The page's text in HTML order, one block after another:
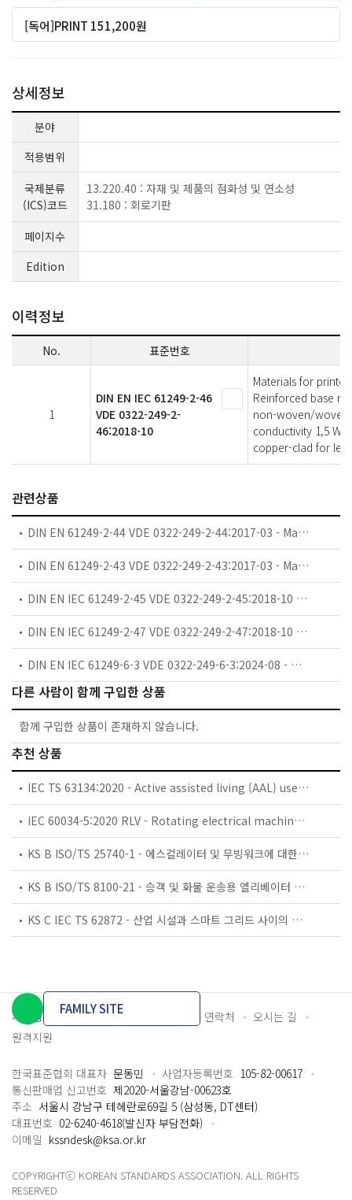
[독어]PRINT 151,200원
상세정보
분야
적용범위
국제분류
(ICS)코드
13.220.40 : 자재 및 제품의 점화성 및 연소성
31.180 : 회로기판
페이지수
Edition
이력정보
No. 표준번호
1
DIN EN IEC 61249-2-46
VDE 0322-249-2-
46:2018-10
Materials for
Reinforced base
non-woven/woven
conductivity 1,5
copper-clad for
관련상품
DIN EN 61249-2-44 VDE 0322-249-2-44:2017-03 - Materials for printed boards and other interconnecting structures Part 2-44: Reinforced base materials clad and unclad � Non-halogenated epoxide non-woven/woven E-glass reinforced laminate sheets of defined flammability (vertical burning test), copper-clad for lead-free assembly
DIN EN 61249-2-43 VDE 0322-249-2-43:2017-03 - Materials for printed boards and other interconnecting structures Part 2-43: Reinforced base materials clad and unclad � Non-halogenated epoxide cellulose paper/woven E-glass reinforced laminate sheets of defined flammability (vertical burning test), copper-clad for lead-free assembly
DIN EN IEC 61249-2-45 VDE 0322-249-2-45:2018-10 - Materials for printed boards and other interconnecting structures Part 2-45: Reinforced base materials clad and unclad � Non-halogenated epoxide non-woven/woven E-glass reinforced laminate sheets of thermal conductivity 1,0 W/(m�K) and defined flammability (vertical burning test), copper-clad for lead-free assembly
DIN EN IEC 61249-2-47 VDE 0322-249-2-47:2018-10 - Materials for printed boards and other interconnecting structures Part 2-47: Reinforced base materials clad and unclad � Non-halogenated epoxide non-woven/woven E-glass reinforced laminate sheets of thermal conductivity 2.0 W/(m�K) and defined flammability (vertical burning test), copper-clad for lead-free assembly
DIN EN IEC 61249-6-3 VDE 0322-249-6-3:2024-08 - Materials for printed boards and other interconnecting structures Part 6-3: Sectional specification set for reinforcement materials – Specification for finished fabric woven from "E" glass for printed boards
다른 사람이 함께 구입한 상품
함께 구입한 상품이 존재하지 않습니다.
추천 상품
IEC TS 63134:2020 - Active assisted living (AAL) use cases
IEC 60034-5:2020 RLV - Rotating electrical machines - Part 5: Degrees of protection provided by the integral design of rotating electrical machines (IP code) - Classification
KS B ISO/TS 25740-1 - 에스컬레이터 및 무빙워크에 대한 안전요건 — 제1부: 세계공통 필수 안전요건(GESRs)
KS B ISO/TS 8100-21 - 승객 및 화물 운송용 엘리베이터 —제21부: 세계공통 필수안전요건(GESRs)을 충족하는 세계공통 안전 파라미터(GSPs)
KS C IEC TS 62872 - 산업 시설과 스마트 그리드 사이의 산업 공정 측정, 제어 및 자동화 시스템 인터페이스
개인정보처리방침 이용약관 담당자 연락처
오시는 길
원격지원
FAMILY SITE
한국표준협회 대표자 문동민 사업자등록번호 105-82-00617
통신판매업 신고번호 제2020-서울강남-00623호
주소 서울시 강남구 테헤란로69길 5 (삼성동, DT센터)
대표번호 02-6240-4618(발신자 부담전화)
이메일 kssndesk@ksa.or.kr
COPYRIGHTⓒ KOREAN STANDARDS ASSOCIATION. ALL RIGHTS
RESERVED